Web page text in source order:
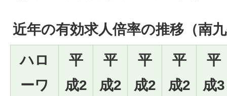
近年の有効求人倍率の推移（南
ハロ
ーワ
平
成2
平
成2
平
成2
平
成2
平
成3